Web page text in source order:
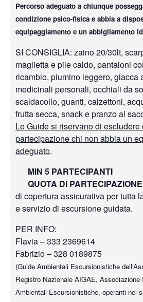
Percorso adeguato a chiunque
condizione psico-fisica e abbia a
equipaggiamento e un abbigliamento
SI CONSIGLIA: zaino 20/30lt,
maglietta e pile caldo, pantaloni
ricambio, piumino leggero, giacca
medicinali personali, occhiali da
scaldacollo, guanti, calzettoni,
frutta secca, snack e pranzo al
Le Guide si riservano di escludere
partecipazione chi non abbia un
adeguato.
MIN 5 PARTECIPANTI
QUOTA DI
di copertura assicurativa per tutta
e servizio di escursione guidata.
PER INFO:
Flavia – 333 2369614
Fabrizio – 328 0189875
(Guide Ambientali Escursionistiche
Registro Nazionale AIGAE, Associazione
Ambientali Escursionistiche, operanti nel